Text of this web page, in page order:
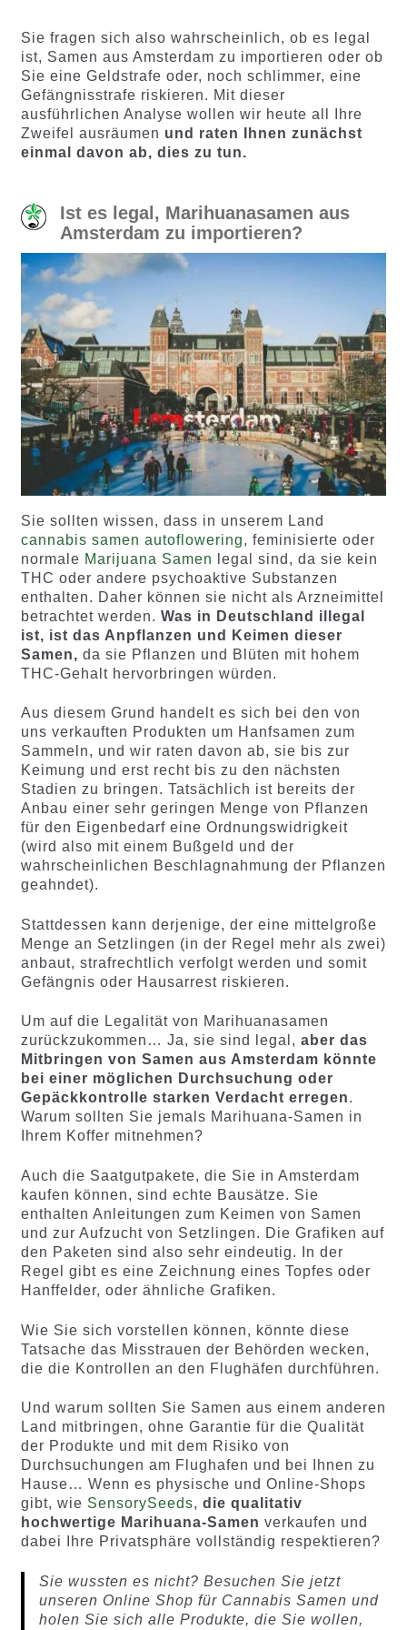
auf
Kundenb
ewertung
en
d auf
Kundenb
ewertung
en
Sie fragen sich also wahrscheinlich, ob es legal
ist, Samen aus Amsterdam zu importieren oder ob
Sie eine Geldstrafe oder, noch schlimmer, eine
Gefängnisstrafe riskieren. Mit dieser
ausführlichen Analyse wollen wir heute all Ihre
Zweifel ausräumen und raten Ihnen zunächst
einmal davon ab, dies zu tun.
Ist es legal, Marihuanasamen aus
Amsterdam zu importieren?
Sie sollten wissen, dass in unserem Land
cannabis samen autoflowering, feminisierte oder
normale Marijuana Samen legal sind, da sie kein
THC oder andere psychoaktive Substanzen
enthalten. Daher können sie nicht als Arzneimittel
betrachtet werden. Was in Deutschland illegal
ist, ist das Anpflanzen und Keimen dieser
Samen, da sie Pflanzen und Blüten mit hohem
THC-Gehalt hervorbringen würden.
Aus diesem Grund handelt es sich bei den von
uns verkauften Produkten um Hanfsamen zum
Sammeln, und wir raten davon ab, sie bis zur
Keimung und erst recht bis zu den nächsten
Stadien zu bringen. Tatsächlich ist bereits der
Anbau einer sehr geringen Menge von Pflanzen
für den Eigenbedarf eine Ordnungswidrigkeit
(wird also mit einem Bußgeld und der
wahrscheinlichen Beschlagnahmung der Pflanzen
geahndet).
Stattdessen kann derjenige, der eine mittelgroße
Menge an Setzlingen (in der Regel mehr als zwei)
anbaut, strafrechtlich verfolgt werden und somit
Gefängnis oder Hausarrest riskieren.
Um auf die Legalität von Marihuanasamen
zurückzukommen… Ja, sie sind legal, aber das
Mitbringen von Samen aus Amsterdam könnte
bei einer möglichen Durchsuchung oder
Gepäckkontrolle starken Verdacht erregen.
Warum sollten Sie jemals Marihuana-Samen in
Ihrem Koffer mitnehmen?
Auch die Saatgutpakete, die Sie in Amsterdam
kaufen können, sind echte Bausätze. Sie
enthalten Anleitungen zum Keimen von Samen
und zur Aufzucht von Setzlingen. Die Grafiken auf
den Paketen sind also sehr eindeutig. In der
Regel gibt es eine Zeichnung eines Topfes oder
Hanffelder, oder ähnliche Grafiken.
Wie Sie sich vorstellen können, könnte diese
Tatsache das Misstrauen der Behörden wecken,
die die Kontrollen an den Flughäfen durchführen.
Und warum sollten Sie Samen aus einem anderen
Land mitbringen, ohne Garantie für die Qualität
der Produkte und mit dem Risiko von
Durchsuchungen am Flughafen und bei Ihnen zu
Hause… Wenn es physische und Online-Shops
gibt, wie SensorySeeds, die qualitativ
hochwertige Marihuana-Samen verkaufen und
dabei Ihre Privatsphäre vollständig respektieren?
Sie wussten es nicht? Besuchen Sie jetzt
unseren Online Shop für Cannabis Samen und
holen Sie sich alle Produkte, die Sie wollen,